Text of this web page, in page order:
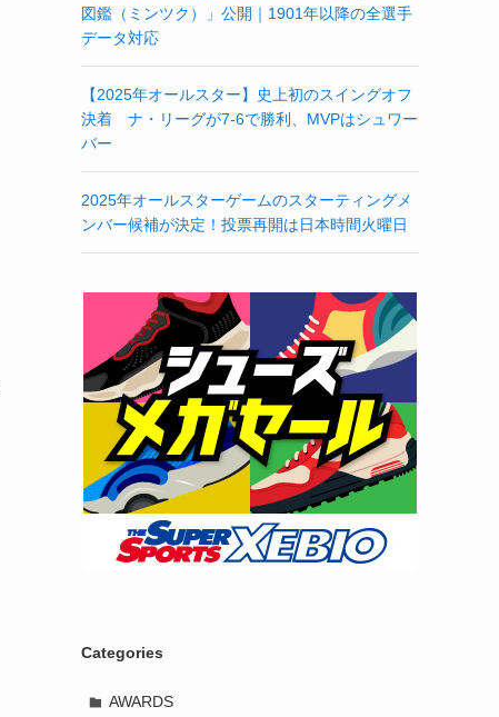
図鑑（ミンツク）」公開｜1901年以降の全選手
データ対応
【2025年オールスター】史上初のスイングオフ
決着 ナ・リーグが7-6で勝利、MVPはシュワー
バー
2025年オールスターゲームのスターティングメ
ンバー候補が決定！投票再開は日本時間火曜日
Categories
AWARDS